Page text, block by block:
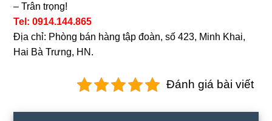
– Trân trọng!
Tel: 0914.144.865
Địa chỉ: Phòng bán hàng tập đoàn, số 423, Minh Khai,
Hai Bà Trưng, HN.
Đánh giá bài viết